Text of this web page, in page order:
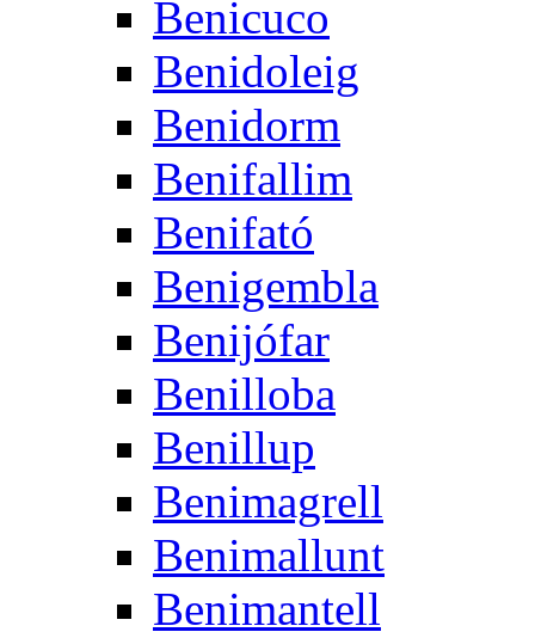
Benicuco
Benidoleig
Benidorm
Benifallim
Benifató
Benigembla
Benijófar
Benilloba
Benillup
Benimagrell
Benimallunt
Benimantell